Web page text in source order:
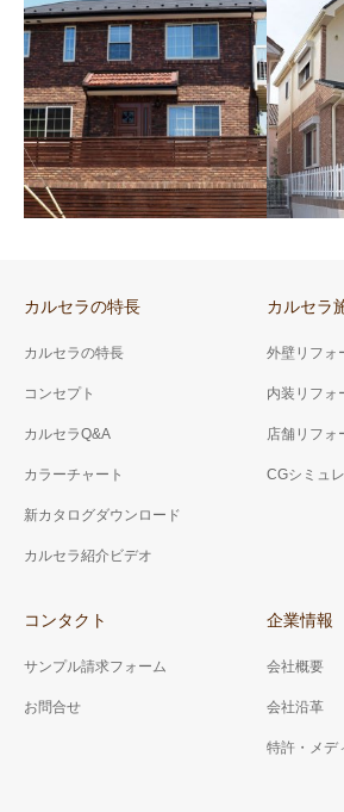
カルセラスティック 施
工例 02
Ｔ様邸 カルセラスティック施
カル
工例
カルセ
カルセラの特長
カルセラの特長
コンセプト
カルセラQ&A
カラーチャート
新カタログダウンロード
カルセラ紹介ビデオ
カルセラ
外壁リフォ
内装リフォ
店舗リフォ
CGシミュ
コンタクト
サンプル請求フォーム
お問合せ
企業情報
会社概要
会社沿革
特許・メデ